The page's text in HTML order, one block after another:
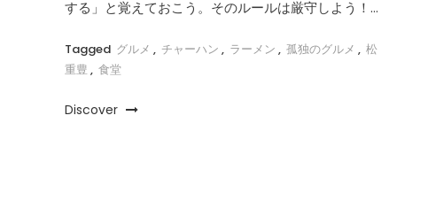
する」と覚えておこう。そのルールは厳守しよう！…
Tagged グルメ , チャーハン , ラーメン , 孤独のグルメ , 松
重豊, 食堂
Discover